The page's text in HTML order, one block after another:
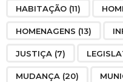
HABITAÇÃO (11)
HOMENAGENS (13)
JUSTIÇA (7)
MUDANÇA (20)